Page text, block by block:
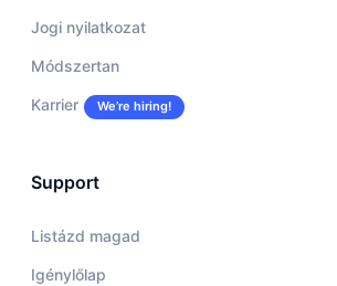
Jogi nyilatkozat
Módszertan
Karrier We’re hiring!
Support
Listázd magad
Igénylőlap